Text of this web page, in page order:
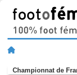
Championnat de